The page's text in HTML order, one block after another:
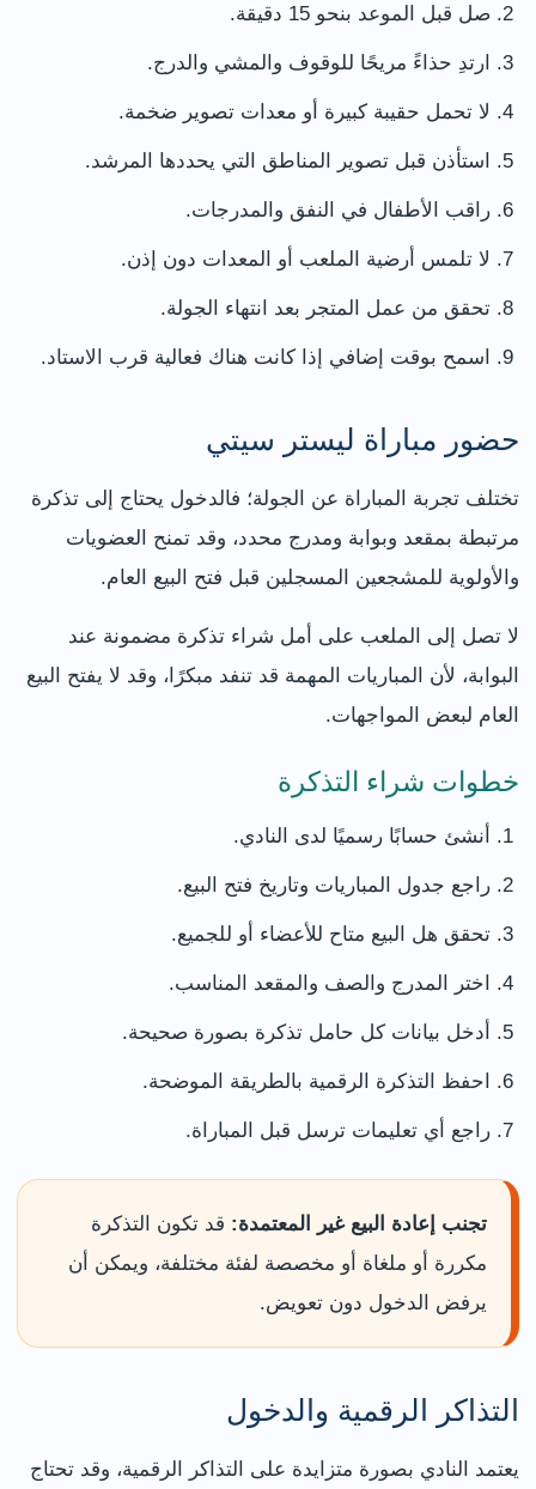
صل قبل الموعد بنحو 15 دقيقة.
ارتدِ حذاءً مريحًا للوقوف والمشي والدرج.
لا تحمل حقيبة كبيرة أو معدات تصوير ضخمة.
استأذن قبل تصوير المناطق التي يحددها المرشد.
راقب الأطفال في النفق والمدرجات.
لا تلمس أرضية الملعب أو المعدات دون إذن.
تحقق من عمل المتجر بعد انتهاء الجولة.
اسمح بوقت إضافي إذا كانت هناك فعالية قرب الاستاد.
حضور مباراة ليستر سيتي
تختلف تجربة المباراة عن الجولة؛ فالدخول يحتاج إلى تذكرة
مرتبطة بمقعد وبوابة ومدرج محدد، وقد تمنح العضويات
والأولوية للمشجعين المسجلين قبل فتح البيع العام.
لا تصل إلى الملعب على أمل شراء تذكرة مضمونة عند
البوابة، لأن المباريات المهمة قد تنفد مبكرًا، وقد لا يفتح البيع
العام لبعض المواجهات.
خطوات شراء التذكرة
أنشئ حسابًا رسميًا لدى النادي.
راجع جدول المباريات وتاريخ فتح البيع.
تحقق هل البيع متاح للأعضاء أو للجميع.
اختر المدرج والصف والمقعد المناسب.
أدخل بيانات كل حامل تذكرة بصورة صحيحة.
احفظ التذكرة الرقمية بالطريقة الموضحة.
راجع أي تعليمات ترسل قبل المباراة.
تجنب إعادة البيع غير المعتمدة: قد تكون التذكرة
مكررة أو ملغاة أو مخصصة لفئة مختلفة، ويمكن أن
يرفض الدخول دون تعويض.
التذاكر الرقمية والدخول
يعتمد النادي بصورة متزايدة على التذاكر الرقمية، وقد تحتاج